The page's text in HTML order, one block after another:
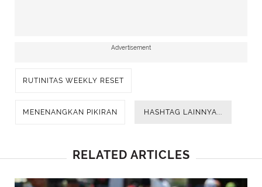
Advertisement
RUTINITAS WEEKLY RESET
MENENANGKAN PIKIRAN HASHTAG LAINNYA...
RELATED ARTICLES